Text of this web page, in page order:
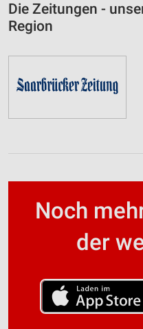
Die Zeitungen -
Region
Noch
der